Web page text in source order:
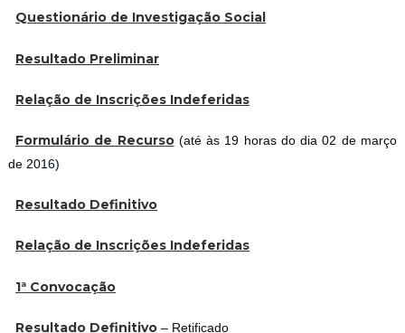
Questionário de Investigação Social
Resultado Preliminar
Relação de Inscrições Indeferidas
Formulário de Recurso(até às 19 horas do dia 02 de março
de 2016)
Resultado Definitivo
Relação de Inscrições Indeferidas
1ª Convocação
Resultado Definitivo – Retificado